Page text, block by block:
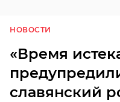
НОВОСТИ
«Время
славянский